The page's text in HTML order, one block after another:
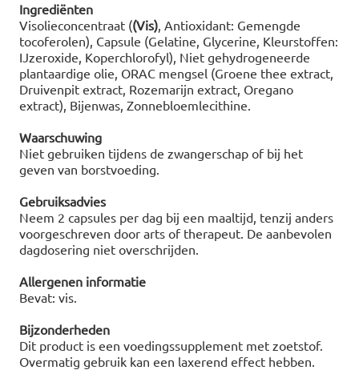
Ingrediënten
Visolieconcentraat ((Vis), Antioxidant: Gemengde
tocoferolen), Capsule (Gelatine, Glycerine, Kleurstoffen:
IJzeroxide, Koperchlorofyl), Niet gehydrogeneerde
plantaardige olie, ORAC mengsel (Groene thee extract,
Druivenpit extract, Rozemarijn extract, Oregano
extract), Bijenwas, Zonnebloemlecithine.
Waarschuwing
Niet gebruiken tijdens de zwangerschap of bij het
geven van borstvoeding.
Gebruiksadvies
Neem 2 capsules per dag bij een maaltijd, tenzij anders
voorgeschreven door arts of therapeut. De aanbevolen
dagdosering niet overschrijden.
Allergenen informatie
Bevat: vis.
Bijzonderheden
Dit product is een voedingssupplement met zoetstof.
Overmatig gebruik kan een laxerend effect hebben.